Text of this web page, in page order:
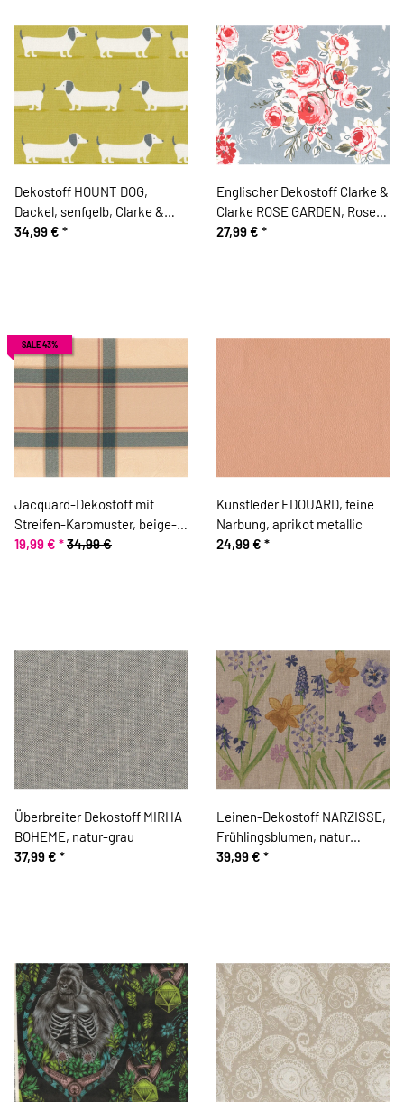
Dekostoff HOUNT DOG,
Dackel, senfgelb, Clarke &
Clarke
34,99 € *
Englischer Dekostoff Clarke &
Clarke ROSE GARDEN, Rosen,
blaugrau-pastellrot
27,99 € *
SALE 43%
Jacquard-Dekostoff mit
Streifen-Karomuster, beige-
dunkelblau
19,99 € *34,99 €
Kunstleder EDOUARD, feine
Narbung, aprikot metallic
24,99 € *
Überbreiter Dekostoff MIRHA
BOHEME, natur-grau
37,99 € *
Leinen-Dekostoff NARZISSE,
Frühlingsblumen, natur
dunkel
39,99 € *